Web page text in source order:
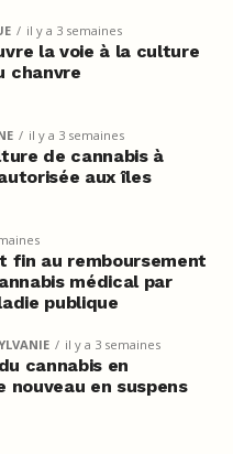
il y a 3 semaines
la voie à la culture
chanvre
il y a 3 semaines
de cannabis à
aux îles
fin au remboursement
médical par
publique
il y a 3 semaines
cannabis en
nouveau en suspens